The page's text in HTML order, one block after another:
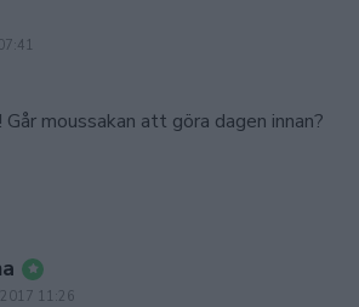
moussakan att göra dagen innan?
says:
11:26